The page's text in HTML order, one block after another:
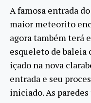
A famosa entrada
maior meteorito
agora também terá
esqueleto de baleia
içado na nova
entrada e seu
iniciado. As